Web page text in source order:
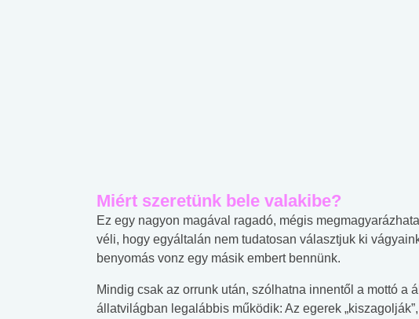
Miért szeretünk bele valakibe?
Ez egy nagyon magával ragadó, mégis
véli, hogy egyáltalán nem tudatosan választjuk ki
benyomás vonz egy másik embert bennünk.
Mindig csak az orrunk után, szólhatna innentől a mottó a
állatvilágban legalábbis működik: Az egerek